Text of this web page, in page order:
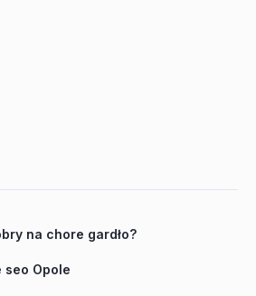
na chore gardło?
seo Opole